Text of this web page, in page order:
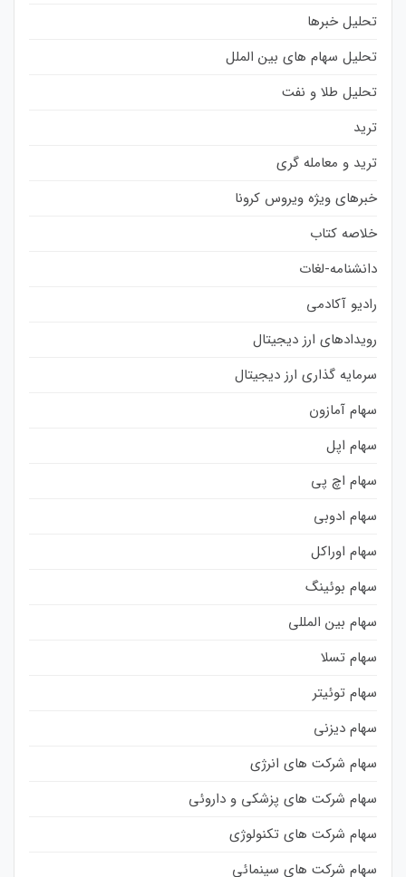
تحلیل خبرها
تحلیل سهام های بین الملل
تحلیل طلا و نفت
ترید
ترید و معامله گری
خبرهای ویژه ویروس کرونا
خلاصه کتاب
دانشنامه-لغات
رادیو آکادمی
رویدادهای ارز دیجیتال
سرمایه گذاری ارز دیجیتال
سهام آمازون
سهام اپل
سهام اچ پی
سهام ادوبی
سهام اوراکل
سهام بوئینگ
سهام بین المللی
سهام تسلا
سهام توئیتر
سهام دیزنی
سهام شرکت های انرژی
سهام شرکت های پزشکی و داروئی
سهام شرکت های تکنولوژی
سهام شرکت های سینمائی